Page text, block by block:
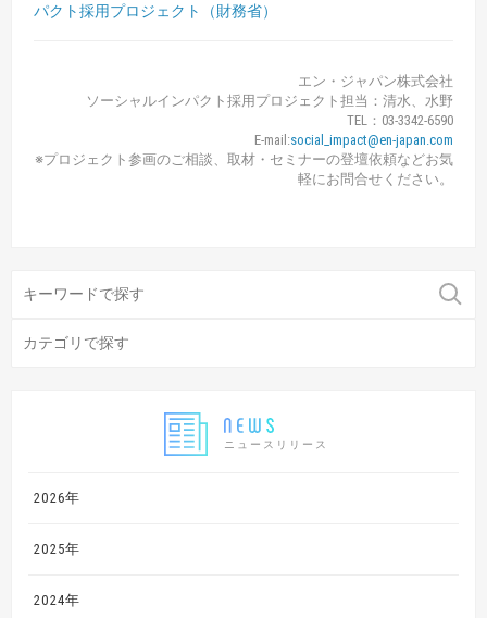
ニュースリリース
2026年
2025年
2024年
パクト採用プロジェクト（財務省）
エン・ジャパン株式会社
ソーシャルインパクト採用プロジェクト担当：清水、水野
TEL：03-3342-6590
E-mail:social_impact@en-japan.com
※プロジェクト参画のご相談、取材・セミナーの登壇依頼などお気
軽にお問合せください。